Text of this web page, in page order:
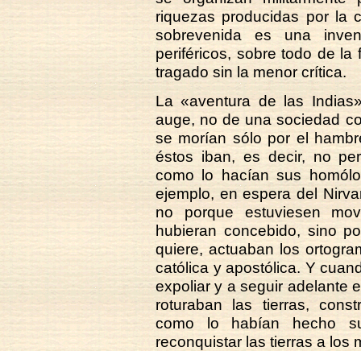
riquezas producidas por la
sobrevenida es una
periféricos, sobre todo de la
tragado sin la menor crítica.
La «aventura de las
auge, no de una sociedad
se morían sólo por el
éstos iban, es decir, no
como lo hacían sus
ejemplo, en espera del
no porque estuviesen
hubieran concebido, sino
quiere, actuaban los
católica y apostólica. Y
expoliar y a seguir adelante
roturaban las tierras,
como lo habían hecho
reconquistar las tierras a los